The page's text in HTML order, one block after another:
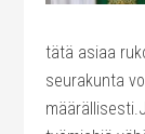
tätä asiaa
seurakunta